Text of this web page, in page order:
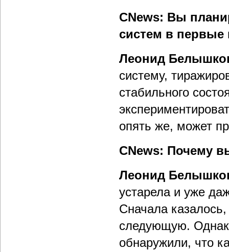
CNews: Вы
систем в первые
Леонид
систему,
стабильного
опять же, может
CNews: Почему
Леонид
устарела и уже
Сначала
следующую.
обнаружили, что